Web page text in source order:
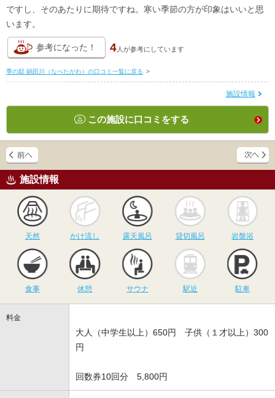
ですし、そのあたりに期待ですね。寒い季節の方が印象はいいと思
います。
参考になった！ 4人が参考にしています
季の邸 鍋田川（なべたがわ）の口コミ一覧に戻る >
施設情報
この施設に口コミをする
施設情報
天然
かけ流し
かけ流し
露天風呂
露天風呂
貸切風呂
貸切風呂 岩盤浴
食事 休憩
サウナ
サウナ 駅近 駐車
料金
大人（中学生以上）650円 子供（１才以上）300
円
回数券10回分 5,800円